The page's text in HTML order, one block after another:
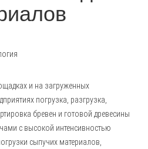
и на загруженных
погрузка, разгрузка,
бревен и готовой древесины
с высокой интенсивностью
сыпучих материалов,